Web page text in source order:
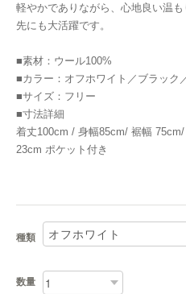
軽やかでありながら、心地良い温
先にも大活躍です。
■素材：ウール100%
■カラー：オフホワイト／ブラック
■サイズ：フリー
■寸法詳細
着丈100cm / 身幅85cm/ 裾幅
23cm ポケット付き
種類
数量